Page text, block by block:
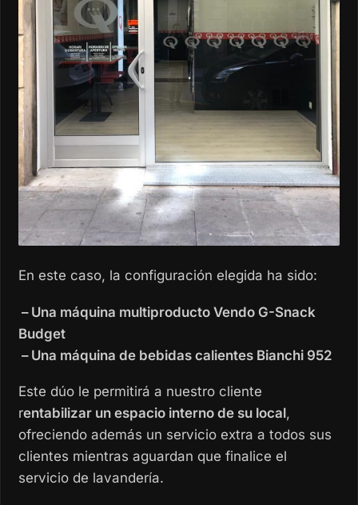
En este caso, la configuración elegida ha sido:
– Una máquina multiproducto Vendo G-Snack
Budget
– Una máquina de bebidas calientes Bianchi 952
Este dúo le permitirá a nuestro cliente
rentabilizar un espacio interno de su local,
ofreciendo además un servicio extra a todos sus
clientes mientras aguardan que finalice el
servicio de lavandería.